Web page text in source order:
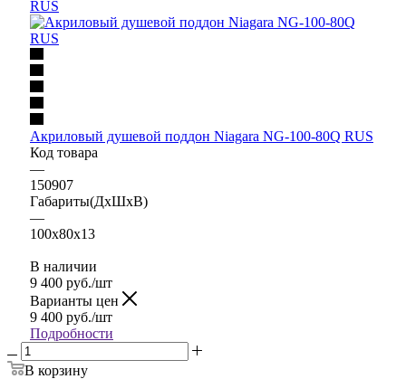
Акриловый душевой поддон Niagara NG-100-80Q RUS
Код товара
—
150907
Габариты(ДхШхВ)
—
100x80x13
В наличии
9 400 руб./шт
Варианты цен
9 400 руб./шт
Подробности
В корзину